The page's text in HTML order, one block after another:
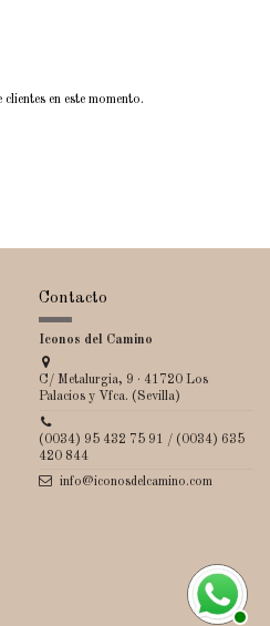
en este momento.
Contacto
Iconos del Camino
C/ Metalurgia, 9 · 41720 Los
Palacios y Vfca. (Sevilla)
(0034) 95 432 75 91 / (0034) 635
420 844
info@iconosdelcamino.com